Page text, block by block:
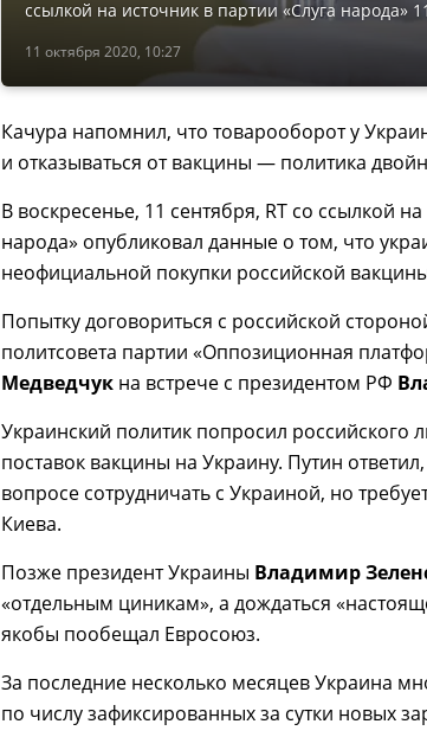
11 октября 2020, 10:27
ссылкой на источник в партии «Слуга народа»
Качура напомнил, что товарооборот у
и отказываться от вакцины — политика
В воскресенье, 11 сентября, RT со ссылкой
народа» опубликовал данные о том, что
неофициальной покупки российской вакцины
Попытку договориться с российской
политсовета партии «Оппозиционная
Медведчук на встрече с президентом РФ
Украинский политик попросил российского
поставок вакцины на Украину. Путин
вопросе сотрудничать с Украиной, но
Киева.
Позже президент Украины Владимир
«отдельным циникам», а дождаться
якобы пообещал Евросоюз.
За последние несколько месяцев Украина
по числу зафиксированных за сутки новых